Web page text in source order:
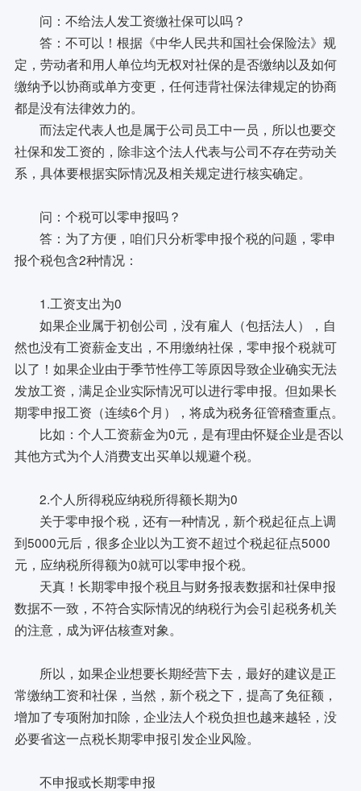
问：不给法人发工资缴社保可以吗？
答：不可以！根据《中华人民共和国社会保险法》规
定，劳动者和用人单位均无权对社保的是否缴纳以及如何
缴纳予以协商或单方变更，任何违背社保法律规定的协商
都是没有法律效力的。
而法定代表人也是属于公司员工中一员，所以也要交
社保和发工资的，除非这个法人代表与公司不存在劳动关
系，具体要根据实际情况及相关规定进行核实确定。
问：个税可以零申报吗？
答：为了方便，咱们只分析零申报个税的问题，零申
报个税包含2种情况：
1.工资支出为0
如果企业属于初创公司，没有雇人（包括法人），自
然也没有工资薪金支出，不用缴纳社保，零申报个税就可
以了！如果企业由于季节性停工等原因导致企业确实无法
发放工资，满足企业实际情况可以进行零申报。但如果长
期零申报工资（连续6个月），将成为税务征管稽查重点。
比如：个人工资薪金为0元，是有理由怀疑企业是否以
其他方式为个人消费支出买单以规避个税。
2.个人所得税应纳税所得额长期为0
关于零申报个税，还有一种情况，新个税起征点上调
到5000元后，很多企业以为工资不超过个税起征点5000
元，应纳税所得额为0就可以零申报个税。
天真！长期零申报个税且与财务报表数据和社保申报
数据不一致，不符合实际情况的纳税行为会引起税务机关
的注意，成为评估核查对象。
所以，如果企业想要长期经营下去，最好的建议是正
常缴纳工资和社保，当然，新个税之下，提高了免征额，
增加了专项附加扣除，企业法人个税负担也越来越轻，没
必要省这一点税长期零申报引发企业风险。
不申报或长期零申报